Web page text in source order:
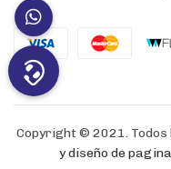
Copyright © 2021.
y diseño de